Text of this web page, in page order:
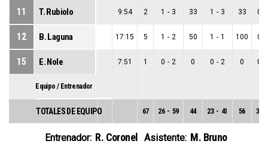
11 T. Rubiolo 9:54 2 1 - 3 33 1 - 3 33 0
12 B. Laguna 17:15 5 1 - 2 50 1 - 1 100 0
15 E. Nole 7:51 1 0 - 2 0 0 - 2 0 0
Equipo / Entrenador
TOTALES DE EQUIPO 67 26 - 59 44 23 - 41 56 3
Entrenador: R. Coronel Asistente: M. Bruno